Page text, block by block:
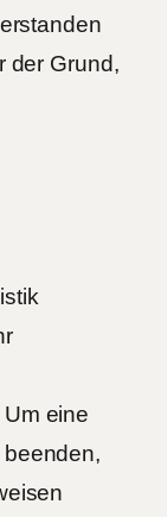
der Grund,
eine